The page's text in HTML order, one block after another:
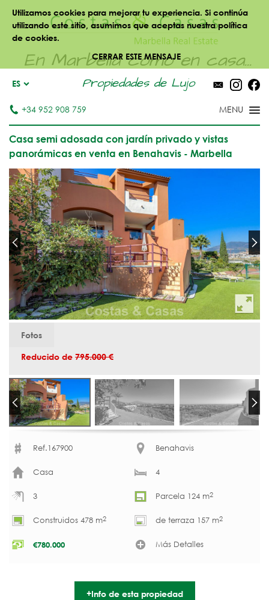
Utilizamos cookies para mejorar tu experiencia. Si continúa
utilizando este sitio, asumimos que aceptas nuestra política
de cookies.
CERRAR ESTE MENSAJE
En Marbella como en casa...
Propiedades de Lujo
ES
+34 952 908 759
Casa semi adosada con jardín privado y vistas
panorámicas en venta en Benahavis - Marbella
Fotos
Reducido de 795.000 €
Ref.167900 Benahavis
Casa 4
3 Parcela 124 m2
Construidos 478 m2 de terraza 157 m2
€780.000 Más Detalles
+Info de esta propiedad